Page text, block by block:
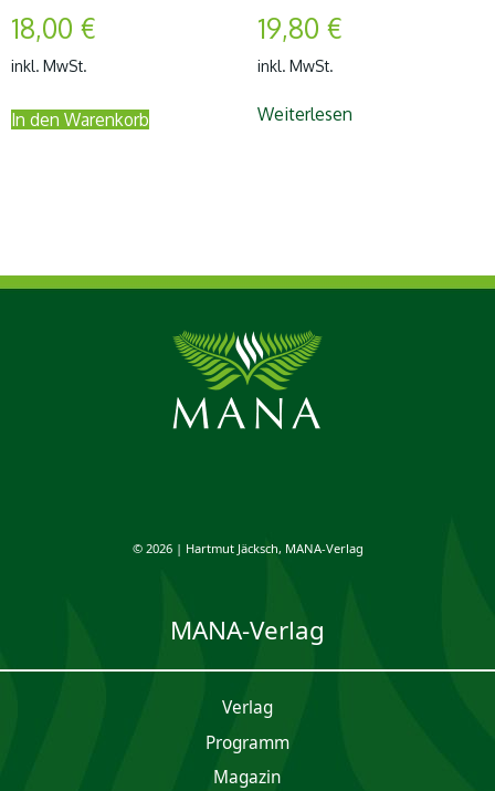
18,00 €
inkl. MwSt.
In den Warenkorb
19,80 €
inkl. MwSt.
Weiterlesen
© 2026 | Hartmut Jäcksch, MANA-Verlag
MANA-Verlag
Verlag
Programm
Magazin